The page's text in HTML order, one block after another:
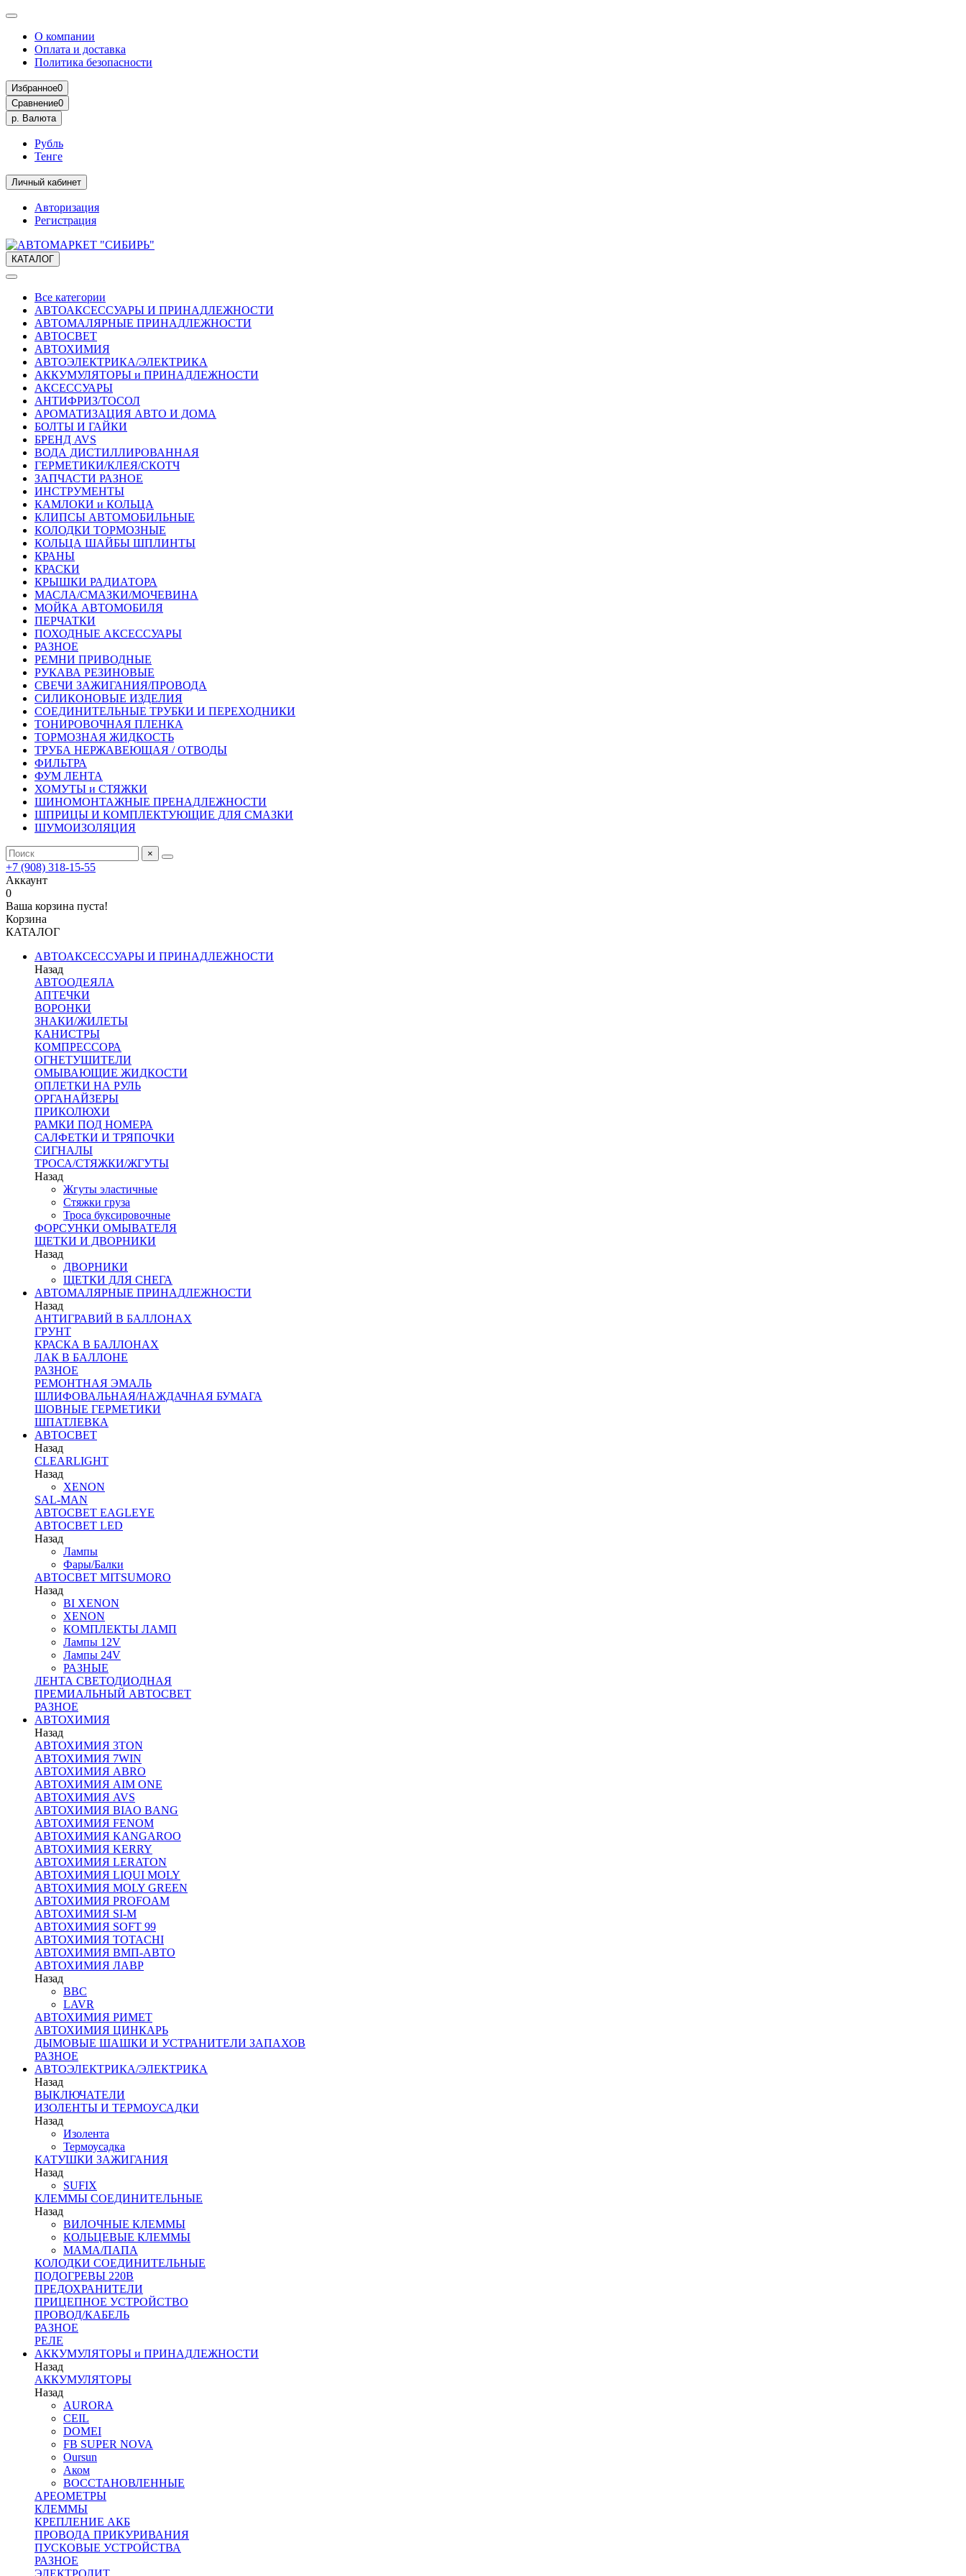
О компании
Оплата и доставка
Политика безопасности
Избранное0
Сравнение0
р. Валюта
Рубль
Тенге
Личный кабинет
Авторизация
Регистрация
КАТАЛОГ
Все категории
АВТОАКСЕССУАРЫ И ПРИНАДЛЕЖНОСТИ
АВТОМАЛЯРНЫЕ ПРИНАДЛЕЖНОСТИ
АВТОСВЕТ
АВТОХИМИЯ
АВТОЭЛЕКТРИКА/ЭЛЕКТРИКА
АККУМУЛЯТОРЫ и ПРИНАДЛЕЖНОСТИ
АКСЕССУАРЫ
АНТИФРИЗ/ТОСОЛ
АРОМАТИЗАЦИЯ АВТО И ДОМА
БОЛТЫ И ГАЙКИ
БРЕНД AVS
ВОДА ДИСТИЛЛИРОВАННАЯ
ГЕРМЕТИКИ/КЛЕЯ/СКОТЧ
ЗАПЧАСТИ РАЗНОЕ
ИНСТРУМЕНТЫ
КАМЛОКИ и КОЛЬЦА
КЛИПСЫ АВТОМОБИЛЬНЫЕ
КОЛОДКИ ТОРМОЗНЫЕ
КОЛЬЦА ШАЙБЫ ШПЛИНТЫ
КРАНЫ
КРАСКИ
КРЫШКИ РАДИАТОРА
МАСЛА/СМАЗКИ/МОЧЕВИНА
МОЙКА АВТОМОБИЛЯ
ПЕРЧАТКИ
ПОХОДНЫЕ АКСЕССУАРЫ
РАЗНОЕ
РЕМНИ ПРИВОДНЫЕ
РУКАВА РЕЗИНОВЫЕ
СВЕЧИ ЗАЖИГАНИЯ/ПРОВОДА
СИЛИКОНОВЫЕ ИЗДЕЛИЯ
СОЕДИНИТЕЛЬНЫЕ ТРУБКИ И ПЕРЕХОДНИКИ
ТОНИРОВОЧНАЯ ПЛЕНКА
ТОРМОЗНАЯ ЖИДКОСТЬ
ТРУБА НЕРЖАВЕЮЩАЯ / ОТВОДЫ
ФИЛЬТРА
ФУМ ЛЕНТА
ХОМУТЫ и СТЯЖКИ
ШИНОМОНТАЖНЫЕ ПРЕНАДЛЕЖНОСТИ
ШПРИЦЫ И КОМПЛЕКТУЮЩИЕ ДЛЯ СМАЗКИ
ШУМОИЗОЛЯЦИЯ
×
+7 (908) 318-15-55
Аккаунт
0
Ваша корзина пуста!
Корзина
КАТАЛОГ
АВТОАКСЕССУАРЫ И ПРИНАДЛЕЖНОСТИ
Назад
АВТООДЕЯЛА
АПТЕЧКИ
ВОРОНКИ
ЗНАКИ/ЖИЛЕТЫ
КАНИСТРЫ
КОМПРЕССОРА
ОГНЕТУШИТЕЛИ
ОМЫВАЮЩИЕ ЖИДКОСТИ
ОПЛЕТКИ НА РУЛЬ
ОРГАНАЙЗЕРЫ
ПРИКОЛЮХИ
РАМКИ ПОД НОМЕРА
САЛФЕТКИ И ТРЯПОЧКИ
СИГНАЛЫ
ТРОСА/СТЯЖКИ/ЖГУТЫ
Назад
Жгуты эластичные
Стяжки груза
Троса буксировочные
ФОРСУНКИ ОМЫВАТЕЛЯ
ЩЕТКИ И ДВОРНИКИ
Назад
ДВОРНИКИ
ЩЕТКИ ДЛЯ СНЕГА
АВТОМАЛЯРНЫЕ ПРИНАДЛЕЖНОСТИ
Назад
АНТИГРАВИЙ В БАЛЛОНАХ
ГРУНТ
КРАСКА В БАЛЛОНАХ
ЛАК В БАЛЛОНЕ
РАЗНОЕ
РЕМОНТНАЯ ЭМАЛЬ
ШЛИФОВАЛЬНАЯ/НАЖДАЧНАЯ БУМАГА
ШОВНЫЕ ГЕРМЕТИКИ
ШПАТЛЕВКА
АВТОСВЕТ
Назад
CLEARLIGHT
Назад
XENON
SAL-MAN
АВТОСВЕТ EAGLEYE
АВТОСВЕТ LED
Назад
Лампы
Фары/Балки
АВТОСВЕТ MITSUMORO
Назад
BI XENON
XENON
КОМПЛЕКТЫ ЛАМП
Лампы 12V
Лампы 24V
РАЗНЫЕ
ЛЕНТА СВЕТОДИОДНАЯ
ПРЕМИАЛЬНЫЙ АВТОСВЕТ
РАЗНОЕ
АВТОХИМИЯ
Назад
АВТОХИМИЯ 3TON
АВТОХИМИЯ 7WIN
АВТОХИМИЯ ABRO
АВТОХИМИЯ AIM ONE
АВТОХИМИЯ AVS
АВТОХИМИЯ BIAO BANG
АВТОХИМИЯ FENOM
АВТОХИМИЯ KANGAROO
АВТОХИМИЯ KERRY
АВТОХИМИЯ LERATON
АВТОХИМИЯ LIQUI MOLY
АВТОХИМИЯ MOLY GREEN
АВТОХИМИЯ PROFOAM
АВТОХИМИЯ SI-M
АВТОХИМИЯ SOFT 99
АВТОХИМИЯ TOTACHI
АВТОХИМИЯ ВМП-АВТО
АВТОХИМИЯ ЛАВР
Назад
BBC
LAVR
АВТОХИМИЯ РИМЕТ
АВТОХИМИЯ ЦИНКАРЬ
ДЫМОВЫЕ ШАШКИ И УСТРАНИТЕЛИ ЗАПАХОВ
РАЗНОЕ
АВТОЭЛЕКТРИКА/ЭЛЕКТРИКА
Назад
ВЫКЛЮЧАТЕЛИ
ИЗОЛЕНТЫ И ТЕРМОУСАДКИ
Назад
Изолента
Термоусадка
КАТУШКИ ЗАЖИГАНИЯ
Назад
SUFIX
КЛЕММЫ СОЕДИНИТЕЛЬНЫЕ
Назад
ВИЛОЧНЫЕ КЛЕММЫ
КОЛЬЦЕВЫЕ КЛЕММЫ
МАМА/ПАПА
КОЛОДКИ СОЕДИНИТЕЛЬНЫЕ
ПОДОГРЕВЫ 220В
ПРЕДОХРАНИТЕЛИ
ПРИЦЕПНОЕ УСТРОЙСТВО
ПРОВОД/КАБЕЛЬ
РАЗНОЕ
РЕЛЕ
АККУМУЛЯТОРЫ и ПРИНАДЛЕЖНОСТИ
Назад
АККУМУЛЯТОРЫ
Назад
AURORA
CEIL
DOMEI
FB SUPER NOVA
Oursun
Аком
ВОССТАНОВЛЕННЫЕ
АРЕОМЕТРЫ
КЛЕММЫ
КРЕПЛЕНИЕ АКБ
ПРОВОДА ПРИКУРИВАНИЯ
ПУСКОВЫЕ УСТРОЙСТВА
РАЗНОЕ
ЭЛЕКТРОЛИТ